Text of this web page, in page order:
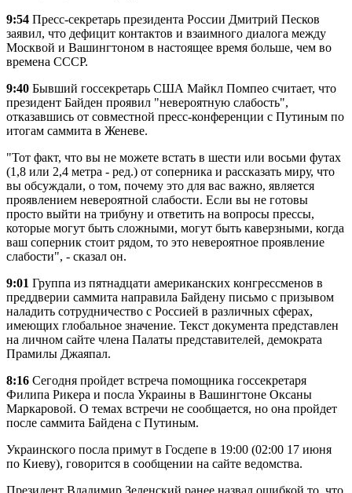
9:54 Пресс-секретарь президента России Дмитрий Песков
заявил, что дефицит контактов и взаимного диалога между
Москвой и Вашингтоном в настоящее время больше, чем во
времена СССР.
9:40 Бывший госсекретарь США Майкл Помпео считает, что
президент Байден проявил "невероятную слабость",
отказавшись от совместной пресс-конференции с Путиным по
итогам саммита в Женеве.
"Тот факт, что вы не можете встать в шести или восьми футах
(1,8 или 2,4 метра - ред.) от соперника и рассказать миру, что
вы обсуждали, о том, почему это для вас важно, является
проявлением невероятной слабости. Если вы не готовы
просто выйти на трибуну и ответить на вопросы прессы,
которые могут быть сложными, могут быть каверзными, когда
ваш соперник стоит рядом, то это невероятное проявление
слабости", - сказал он.
9:01 Группа из пятнадцати американских конгрессменов в
преддверии саммита направила Байдену письмо с призывом
наладить сотрудничество с Россией в различных сферах,
имеющих глобальное значение. Текст документа представлен
на личном сайте члена Палаты представителей, демократа
Прамилы Джаяпал.
8:16 Сегодня пройдет встреча помощника госсекретаря
Филипа Рикера и посла Украины в Вашингтоне Оксаны
Маркаровой. О темах встречи не сообщается, но она пройдет
после саммита Байдена с Путиным.
Украинского посла примут в Госдепе в 19:00 (02:00 17 июня
по Киеву), говорится в сообщении на сайте ведомства.
Президент Владимир Зеленский ранее назвал ошибкой то, что